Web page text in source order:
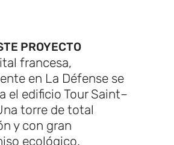
PROYECTO
francesa,
en La Défense se
el edificio Tour Saint–
torre de total
y con gran
ecológico.